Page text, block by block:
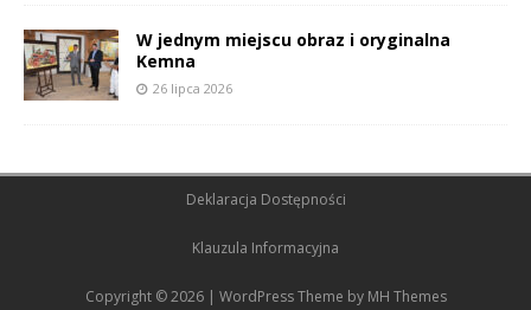
W jednym miejscu obraz i oryginalna
Kemna
26 lipca 2026
Deklaracja Dostępności
Klauzula Informacyjna
Copyright © 2026 | WordPress Theme by MH Themes